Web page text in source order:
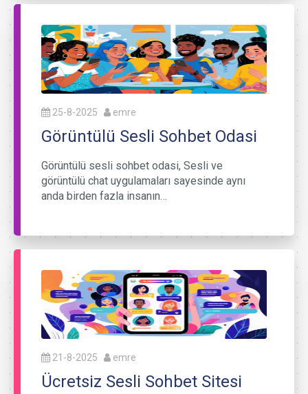
25-8-2025 emre
Görüntülü Sesli Sohbet Odasi
Görüntülü sesli sohbet odasi, Sesli ve
görüntülü chat uygulamaları sayesinde aynı
anda birden fazla insanın…
21-8-2025 emre
Ücretsiz Sesli Sohbet Sitesi